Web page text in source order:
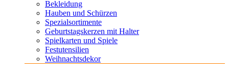
Bekleidung
Hauben und Schürzen
Spezialsortimente
Geburtstagskerzen mit Halter
Spielkarten und Spiele
Festutensilien
Weihnachtsdekor